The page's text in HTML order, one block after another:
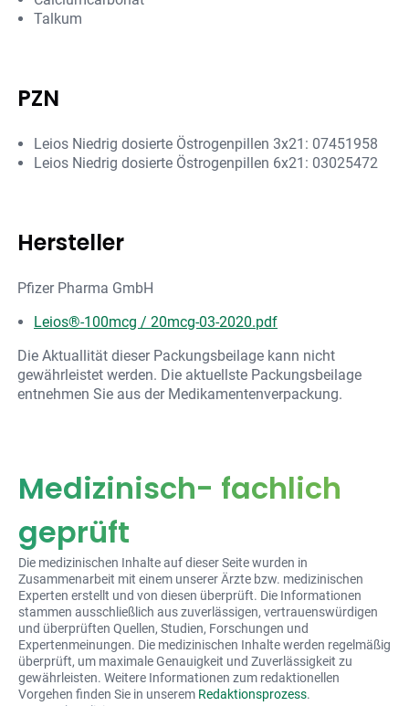
Talkum
PZN
Leios Niedrig dosierte Östrogenpillen 3x21: 07451958
Leios Niedrig dosierte Östrogenpillen 6x21: 03025472
Hersteller
Pfizer Pharma GmbH
Leios®-100mcg / 20mcg-03-2020.pdf
Die Aktuallität dieser Packungsbeilage kann nicht
gewährleistet werden. Die aktuellste Packungsbeilage
entnehmen Sie aus der Medikamentenverpackung.
Medizinisch- fachlich
geprüft
Die medizinischen Inhalte auf dieser Seite wurden in
Zusammenarbeit mit einem unserer Ärzte bzw. medizinischen
Experten erstellt und von diesen überprüft. Die Informationen
stammen ausschließlich aus zuverlässigen, vertrauenswürdigen
und überprüften Quellen, Studien, Forschungen und
Expertenmeinungen. Die medizinischen Inhalte werden regelmäßig
überprüft, um maximale Genauigkeit und Zuverlässigkeit zu
gewährleisten. Weitere Informationen zum redaktionellen
Vorgehen finden Sie in unserem Redaktionsprozess.